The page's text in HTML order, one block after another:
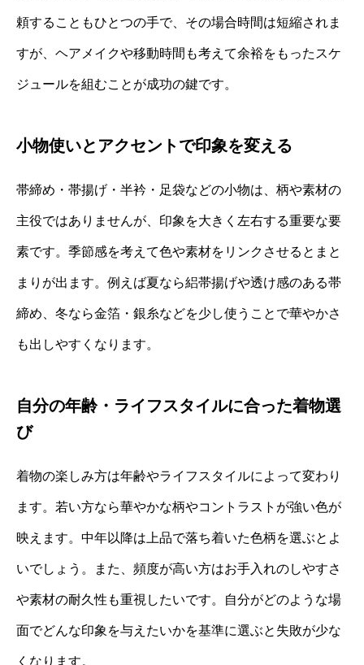
頼することもひとつの手で、その場合時間は短縮されま
すが、ヘアメイクや移動時間も考えて余裕をもったスケ
ジュールを組むことが成功の鍵です。
小物使いとアクセントで印象を変える
帯締め・帯揚げ・半衿・足袋などの小物は、柄や素材の
主役ではありませんが、印象を大きく左右する重要な要
素です。季節感を考えて色や素材をリンクさせるとまと
まりが出ます。例えば夏なら絽帯揚げや透け感のある帯
締め、冬なら金箔・銀糸などを少し使うことで華やかさ
も出しやすくなります。
自分の年齢・ライフスタイルに合った着物選
び
着物の楽しみ方は年齢やライフスタイルによって変わり
ます。若い方なら華やかな柄やコントラストが強い色が
映えます。中年以降は上品で落ち着いた色柄を選ぶとよ
いでしょう。また、頻度が高い方はお手入れのしやすさ
や素材の耐久性も重視したいです。自分がどのような場
面でどんな印象を与えたいかを基準に選ぶと失敗が少な
くなります。